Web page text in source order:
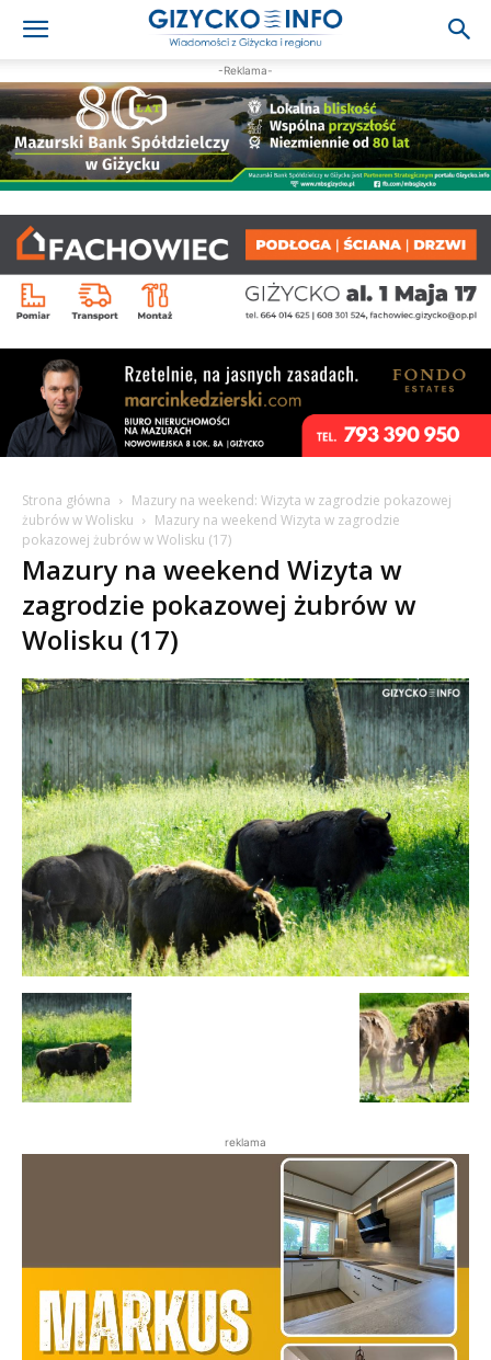
-Reklama-
Strona główna
Mazury na weekend: Wizyta w zagrodzie pokazowej
żubrów w Wolisku
Mazury na weekend Wizyta w zagrodzie
pokazowej żubrów w Wolisku (17)
Mazury na weekend Wizyta w
zagrodzie pokazowej żubrów w
Wolisku (17)
reklama